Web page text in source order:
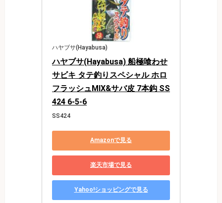
ハヤブサ(Hayabusa)
ハヤブサ(Hayabusa) 船極喰わせ
サビキ タテ釣りスペシャル ホロ
フラッシュMIX&サバ皮 7本鈎 SS
424 6-5-6
SS424
Amazonで見る
楽天市場で見る
Yahoo!ショッピングで見る